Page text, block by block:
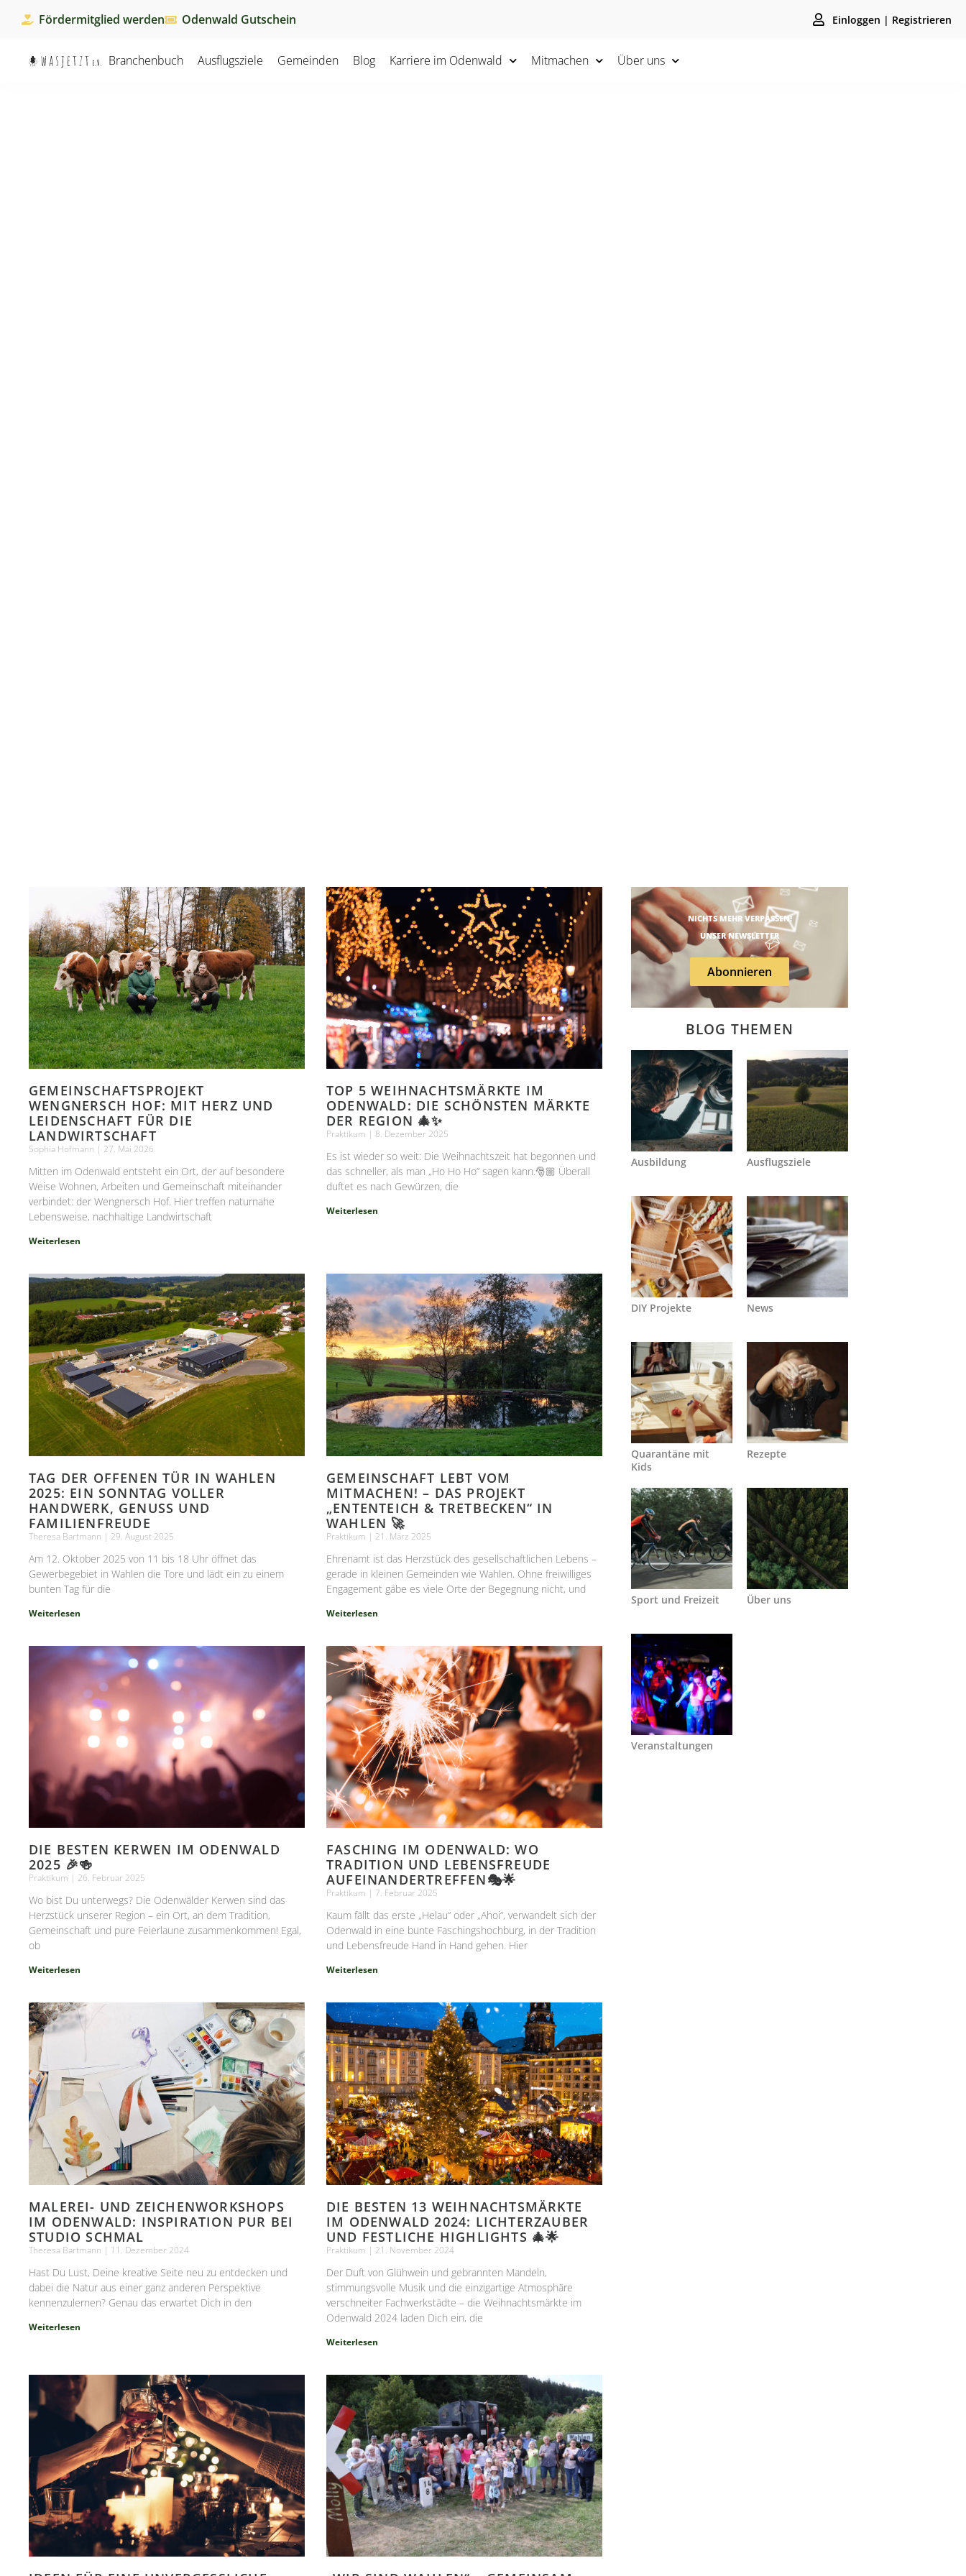
Fördermitglied werden Odenwald Gutschein Einloggen | Registrieren
Branchenbuch Ausflugsziele Gemeinden Blog Karriere im Odenwald Mitmachen Über uns
GEMEINSCHAFTSPROJEKT
WENGNERSCH HOF: MIT HERZ UND
LEIDENSCHAFT FÜR DIE
LANDWIRTSCHAFT
Sophia Hofmann 27. Mai 2026
Mitten im Odenwald entsteht ein Ort, der auf besondere
Weise Wohnen, Arbeiten und Gemeinschaft miteinander
verbindet: der Wengnersch Hof. Hier treffen naturnahe
Lebensweise, nachhaltige Landwirtschaft
Weiterlesen
TOP 5 WEIHNACHTSMÄRKTE IM
ODENWALD: DIE SCHÖNSTEN MÄRKTE
DER REGION 🎄✨
Praktikum 8. Dezember 2025
Es ist wieder so weit: Die Weihnachtszeit hat begonnen und
das schneller, als man „Ho Ho Ho“ sagen kann.🎅🏼 Überall
duftet es nach Gewürzen, die
Weiterlesen
TAG DER OFFENEN TÜR IN WAHLEN
2025: EIN SONNTAG VOLLER
HANDWERK, GENUSS UND
FAMILIENFREUDE
Theresa Bartmann 29. August 2025
Am 12. Oktober 2025 von 11 bis 18 Uhr öffnet das
Gewerbegebiet in Wahlen die Tore und lädt ein zu einem
bunten Tag für die
Weiterlesen
GEMEINSCHAFT LEBT VOM
MITMACHEN! – DAS PROJEKT
„ENTENTEICH & TRETBECKEN“ IN
WAHLEN 🚀
Praktikum 21. März 2025
Ehrenamt ist das Herzstück des gesellschaftlichen Lebens –
gerade in kleinen Gemeinden wie Wahlen. Ohne freiwilliges
Engagement gäbe es viele Orte der Begegnung nicht, und
Weiterlesen
DIE BESTEN KERWEN IM ODENWALD
2025 🎉🍻
Praktikum 26. Februar 2025
Wo bist Du unterwegs? Die Odenwälder Kerwen sind das
Herzstück unserer Region – ein Ort, an dem Tradition,
Gemeinschaft und pure Feierlaune zusammenkommen! Egal,
ob
Weiterlesen
FASCHING IM ODENWALD: WO
TRADITION UND LEBENSFREUDE
AUFEINANDERTREFFEN🎭🌟
Praktikum 7. Februar 2025
Kaum fällt das erste „Helau“ oder „Ahoi“, verwandelt sich der
Odenwald in eine bunte Faschingshochburg, in der Tradition
und Lebensfreude Hand in Hand gehen. Hier
Weiterlesen
MALEREI- UND ZEICHENWORKSHOPS
IM ODENWALD: INSPIRATION PUR BEI
STUDIO SCHMAL
Theresa Bartmann 11. Dezember 2024
Hast Du Lust, Deine kreative Seite neu zu entdecken und
dabei die Natur aus einer ganz anderen Perspektive
kennenzulernen? Genau das erwartet Dich in den
Weiterlesen
DIE BESTEN 13 WEIHNACHTSMÄRKTE
IM ODENWALD 2024: LICHTERZAUBER
UND FESTLICHE HIGHLIGHTS 🎄🌟
Praktikum 21. November 2024
Der Duft von Glühwein und gebrannten Mandeln,
stimmungsvolle Musik und die einzigartige Atmosphäre
verschneiter Fachwerkstädte – die Weihnachtsmärkte im
Odenwald 2024 laden Dich ein, die
Weiterlesen
NICHTS MEHR VERPASSEN!
UNSER NEWSLETTER
Abonnieren
BLOG THEMEN
Ausbildung Ausflugsziele
DIY Projekte News
Quarantäne mit
Kids
Rezepte
Sport und Freizeit Über uns
Veranstaltungen